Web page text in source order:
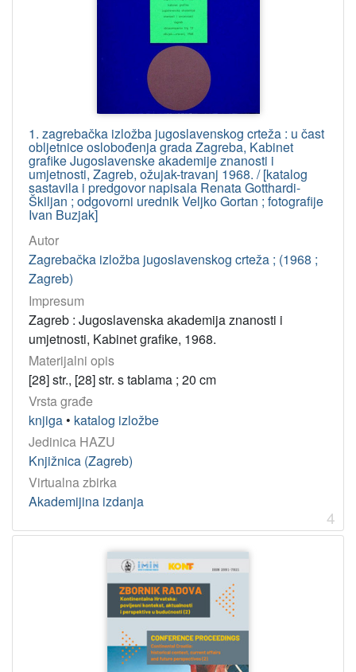
1. zagrebačka izložba jugoslavenskog crteža : u čast
obljetnice oslobođenja grada Zagreba, Kabinet
grafike Jugoslavenske akademije znanosti i
umjetnosti, Zagreb, ožujak-travanj 1968. / [katalog
sastavila i predgovor napisala Renata Gotthardi-
Škiljan ; odgovorni urednik Veljko Gortan ; fotografije
Ivan Buzjak]
Autor
Zagrebačka izložba jugoslavenskog crteža ; (1968 ;
Zagreb)
Impresum
Zagreb : Jugoslavenska akademija znanosti i
umjetnosti, Kabinet grafike, 1968.
Materijalni opis
[28] str., [28] str. s tablama ; 20 cm
Vrsta građe
knjiga • katalog izložbe
Jedinica HAZU
Knjižnica (Zagreb)
Virtualna zbirka
Akademijina izdanja
4